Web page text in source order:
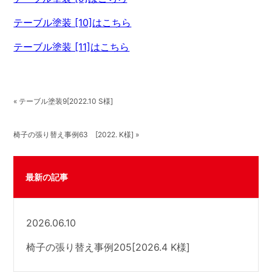
テーブル塗装 [10]はこちら
テーブル塗装 [11]はこちら
« テーブル塗装9[2022.10 S様]
椅子の張り替え事例63 [2022. K様] »
最新の記事
2026.06.10
椅子の張り替え事例205[2026.4 K様]